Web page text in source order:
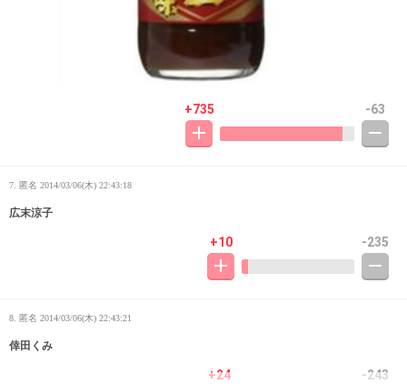
+735 -63
7. 匿名 2014/03/06(木) 22:43:18
広末涼子
+10 -235
8. 匿名 2014/03/06(木) 22:43:21
倖田くみ
+24 -243